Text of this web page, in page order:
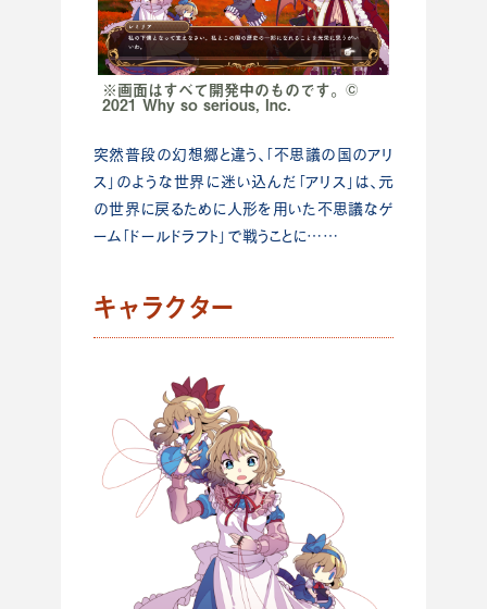
※画面はすべて開発中のものです。©
2021 Why so serious, Inc.
突然普段の幻想郷と違う、「不思議の国のアリ
ス」のような世界に迷い込んだ「アリス」は、元
の世界に戻るために人形を用いた不思議なゲ
ーム「ドールドラフト」で戦うことに……
キャラクター